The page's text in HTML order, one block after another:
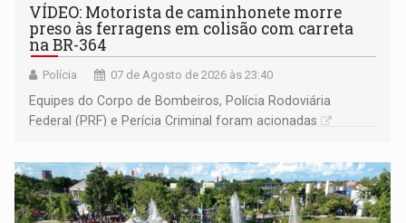
VÍDEO: Motorista de caminhonete morre
preso às ferragens em colisão com carreta
na BR-364
Polícia 07 de Agosto de 2026 às 23:40
Equipes do Corpo de Bombeiros, Polícia Rodoviária
Federal (PRF) e Perícia Criminal foram acionadas